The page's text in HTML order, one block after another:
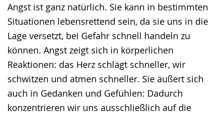
Angst ist ganz natürlich. Sie kann in bestimmten
Situationen lebensrettend sein, da sie uns in die
Lage versetzt, bei Gefahr schnell handeln zu
können. Angst zeigt sich in körperlichen
Reaktionen: das Herz schlägt schneller, wir
schwitzen und atmen schneller. Sie äußert sich
auch in Gedanken und Gefühlen: Dadurch
konzentrieren wir uns ausschließlich auf die
wechseln.
Deutscher
Gebärdensprache
wird
angezeigt.